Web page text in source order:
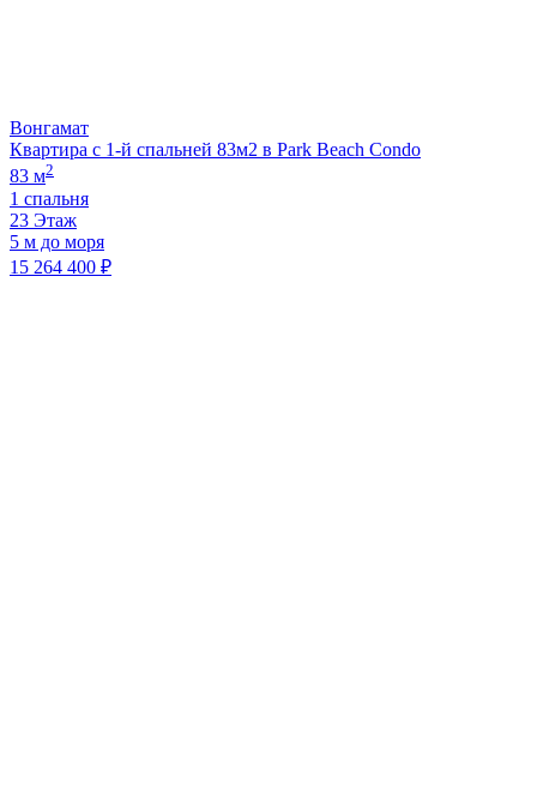
Вонгамат
Квартира с 1-й спальней 83м2 в Park Beach Condo
83 м2
1 спальня
23 Этаж
5 м до моря
15 264 400 ₽